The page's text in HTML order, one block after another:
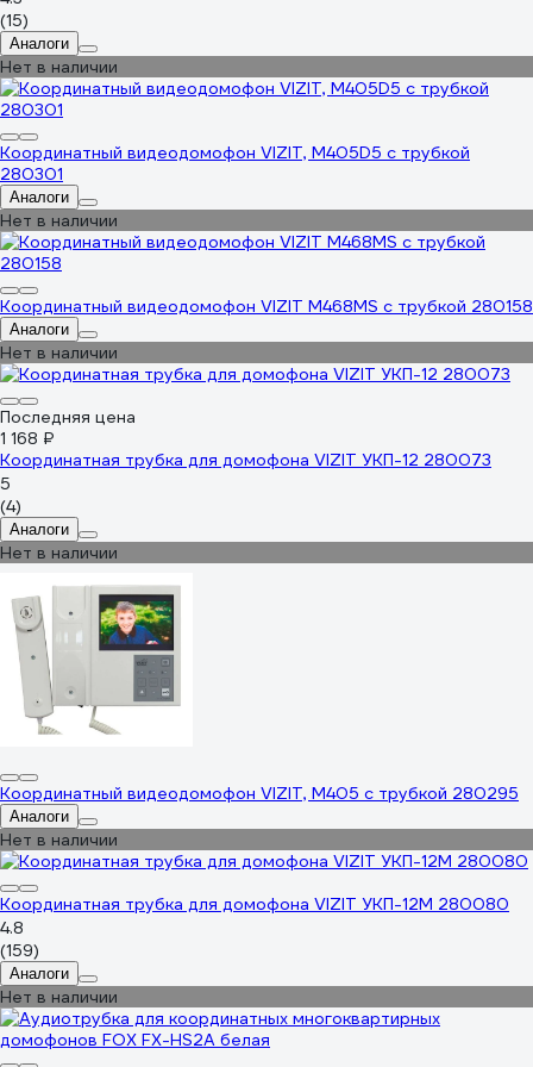
(15)
Аналоги
Нет в наличии
Координатный видеодомофон VIZIT, M405D5 с трубкой
280301
Аналоги
Нет в наличии
Координатный видеодомофон VIZIT M468MS с трубкой 280158
Аналоги
Нет в наличии
Последняя цена
1 168 ₽
Координатная трубка для домофона VIZIT УКП-12 280073
5
(4)
Аналоги
Нет в наличии
Координатный видеодомофон VIZIT, M405 с трубкой 280295
Аналоги
Нет в наличии
Координатная трубка для домофона VIZIT УКП-12М 280080
4.8
(159)
Аналоги
Нет в наличии